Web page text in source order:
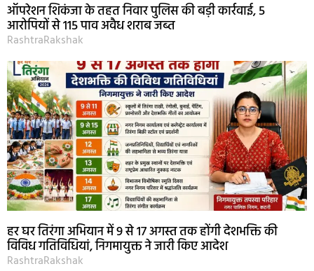
ऑपरेशन शिकंजा के तहत निवार पुलिस की बड़ी कार्रवाई, 5
आरोपियों से 115 पाव अवैध शराब जब्त
RashtraRakshak
हर घर तिरंगा अभियान में 9 से 17 अगस्त तक होंगी देशभक्ति की
विविध गतिविधियां, निगमायुक्त ने जारी किए आदेश
RashtraRakshak